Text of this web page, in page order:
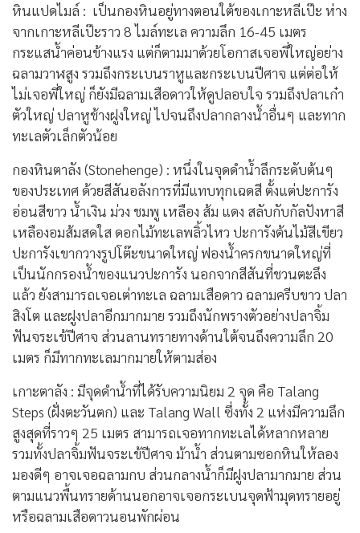
หินแปดไมล์ : เป็นกองหินอยู่ทางตอนใต้ของเกาะหลีเป๊ะ ห่าง
จากเกาะหลีเป๊ะราว 8 ไมล์ทะเล ความลึก 16-45 เมตร
กระแสน้ำค่อนข้างแรง แต่ก็ตามมาด้วยโอกาสเจอพี่ใหญ่อย่าง
ฉลามวาฬสูง รวมถึงกระเบนราหูและกระเบนปีศาจ แต่ต่อให้
ไม่เจอพี่ใหญ่ ก็ยังมีฉลามเสือดาวให้ดูปลอบใจ รวมถึงปลาเก๋า
ตัวใหญ่ ปลาหูช้างฝูงใหญ่ ไปจนถึงปลากลางน้ำอื่นๆ และทาก
ทะเลตัวเล็กตัวน้อย
กองหินตาลัง (Stonehenge) : หนึ่งในจุดดำน้ำลึกระดับต้นๆ
ของประเทศ ด้วยสีสันอลังการที่มีแทบทุกเฉดสี ตั้งแต่ปะการัง
อ่อนสีขาว น้ำเงิน ม่วง ชมพู เหลือง ส้ม แดง สลับกับกัลปังหาสี
เหลืองอมส้มสดใส ดอกไม้ทะเลพลิ้วไหว ปะการังต้นไม้สีเขียว
ปะการังเขากวางรูปโต๊ะขนาดใหญ่ ฟองน้ำครกขนาดใหญ่ที่
เป็นนักกรองน้ำของแนวปะการัง นอกจากสีสันที่ชวนตะลึง
แล้ว ยังสามารถเจอเต่าทะเล ฉลามเสือดาว ฉลามครีบขาว ปลา
สิงโต และฝูงปลาอีกมากมาย รวมถึงนักพรางตัวอย่างปลาจิ้ม
ฟันจระเข้ปีศาจ ส่วนลานทรายทางด้านใต้จนถึงความลึก 20
เมตร ก็มีทากทะเลมากมายให้ตามส่อง
เกาะตาลัง : มีจุดดำน้ำที่ได้รับความนิยม 2 จุด คือ Talang
Steps (ฝั่งตะวันตก) และ Talang Wall ซึ่งทั้ง 2 แห่งมีความลึก
สูงสุดที่ราวๆ 25 เมตร สามารถเจอทากทะเลได้หลากหลาย
รวมทั้งปลาจิ้มฟันจระเข้ปีศาจ ม้าน้ำ ส่วนตามซอกหินให้ลอง
มองดีๆ อาจเจอฉลามกบ ส่วนกลางน้ำก็มีฝูงปลามากมาย ส่วน
ตามแนวพื้นทรายด้านนอกอาจเจอกระเบนจุดฟ้ามุดทรายอยู่
หรือฉลามเสือดาวนอนพักผ่อน